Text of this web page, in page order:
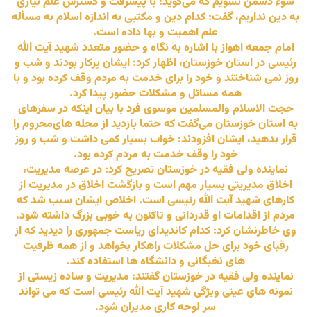
به دین نداریم، گفت: کدام دین و مکتبی به اندازه اسلام به مسأله
علم اهمیت و بها داده است.
امام جمعه اهواز با اشاره به نگاه و حضور متعدد شهید آیت الله
رئیسی در استان خوزستان، اظهار کرد: ایشان پرکار بودند و شب و
روز نمی شناختند و خود را برای خدمت به مردم وقف کرده بود و با
همه مسائل و مشکلات حضور پیدا کرد.
حجت الاسلام والمسلمین موسوی فرد با بیان اینکه در سفرهای
به استان خوزستان می‌گفت که حتما بازدید از محله های‌محروم را
قرار بدهید، ایشان افزودند: خواب بسیار کمی داشت و شب و روز
خود را وقف خدمت به مردم کرده بود.
نماینده ولی فقیه در خوزستان تصریح کرد: در عرصه مدیریت،
اخلاق مدیریتی بسیار مهم است و بازگشت اخلاق در مدیریت از
کارهای شهید آیت الله رئیسی است. اخلاص ایشان سبب شد که
مردم از اقدامات او قدردانی و تاکنون به خوبی بزرگ داشته شود.
وی خاطرنشان کرد: کدام کاندیدای ریاست جمهوری را دیدید که از
رقبای خود برای حل مشکلات راهکار بخواهد و از همه ظرفیت
های نخبگانی و دانشگاه ها استفاده کند.
نماینده ولی فقیه در خوزستان گفتند: مدیریت و ساده زیستی از
نمونه های عینی ویژگی شهید آیت الله رئیسی است که می تواند
سر لوحه کاری مدیران شود.